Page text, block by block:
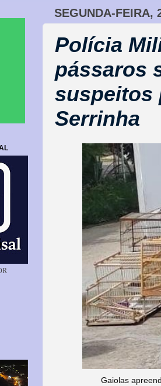
SEGUNDA-FEIRA,
Polícia
pássaros
suspeitos
Serrinha
Gaiolas